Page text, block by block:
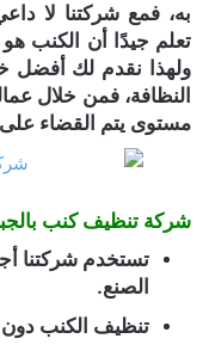
به، فمع شركتنا لا
تعلم جيدًا أن الكنب
ولهذا نقدم لك
النظافة، فمن خلال
مستوى يتم القضاء
شركة تنظيف كنب
تستخدم شركتنا
الصنع.
تنظيف الكنب دون